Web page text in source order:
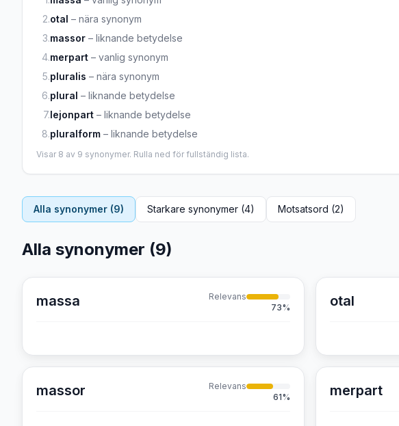
2.otal – nära synonym
3.massor – liknande betydelse
4.merpart – vanlig synonym
5.pluralis – nära synonym
6.plural – liknande betydelse
7.lejonpart – liknande betydelse
8.pluralform – liknande betydelse
Visar 8 av 9 synonymer. Rulla ned för fullständig lista.
Alla synonymer (9) Starkare synonymer (4) Motsatsord (2)
Alla synonymer (9)
massa
Relevans
73% otal
massor
Relevans
61% merpart